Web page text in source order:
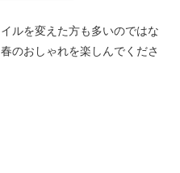
ルを変えた方も多いのではな
のおしゃれを楽しんでくださ